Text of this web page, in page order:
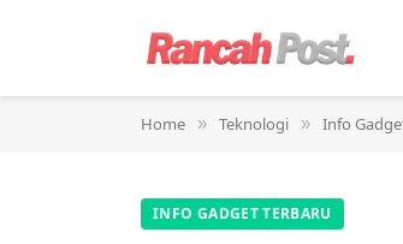
Home » Teknologi » Info
INFO GADGET TERBARU